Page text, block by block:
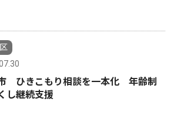
ひきこもり相談を一本化 年齢制
し継続支援